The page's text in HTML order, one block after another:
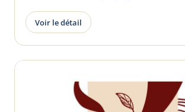
Voir le détail